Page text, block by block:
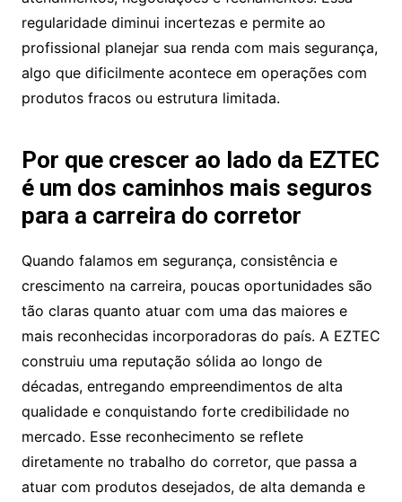
regularidade diminui incertezas e permite ao
profissional planejar sua renda com mais segurança,
algo que dificilmente acontece em operações com
produtos fracos ou estrutura limitada.
Por que crescer ao lado da EZTEC
é um dos caminhos mais seguros
para a carreira do corretor
Quando falamos em segurança, consistência e
crescimento na carreira, poucas oportunidades são
tão claras quanto atuar com uma das maiores e
mais reconhecidas incorporadoras do país. A EZTEC
construiu uma reputação sólida ao longo de
décadas, entregando empreendimentos de alta
qualidade e conquistando forte credibilidade no
mercado. Esse reconhecimento se reflete
diretamente no trabalho do corretor, que passa a
atuar com produtos desejados, de alta demanda e